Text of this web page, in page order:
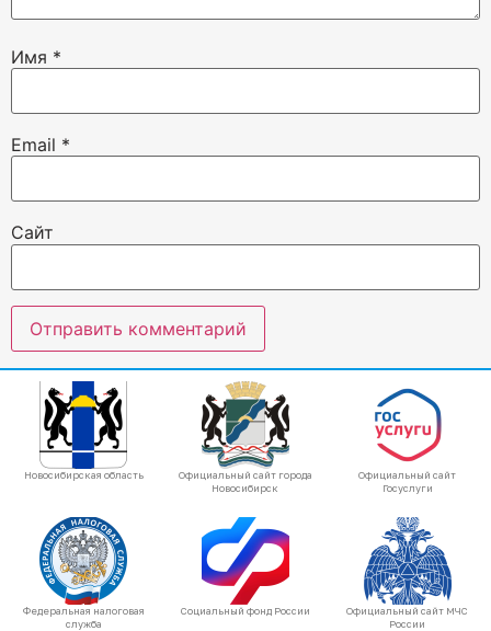
Имя *
Email *
Сайт
Новосибирская область
Официальный сайт города
Новосибирск
Официальный сайт
Госуслуги
Федеральная налоговая
служба
Социальный фонд России
Официальный сайт МЧС
России